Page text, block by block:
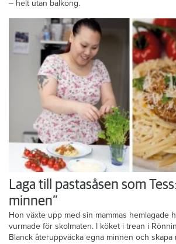
– helt utan balkong.
Laga till pastasåsen som
minnen”
Hon växte upp med sin mammas hemlagade
vurmade för skolmaten. I köket i trean i
Blanck återuppväcka egna minnen och skapa